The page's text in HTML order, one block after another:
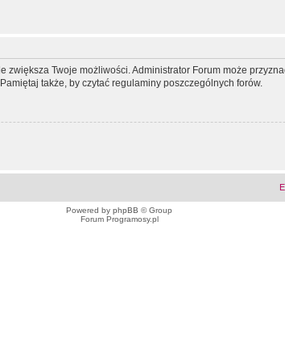
Twoje możliwości. Administrator Forum może
także, by czytać regulaminy poszczególnych forów.
Powered by phpBB © Group
Forum Programosy.pl